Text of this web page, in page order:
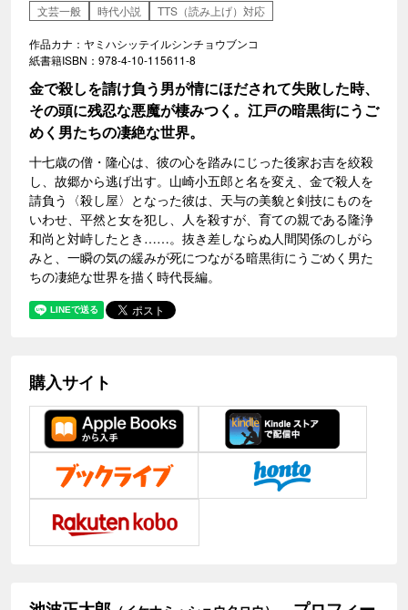
文芸一般
時代小説 TTS（読み上げ）対応
作品カナ：ヤミハシッテイルシンチョウブンコ
紙書籍ISBN：978-4-10-115611-8
金で殺しを請け負う男が情にほだされて失敗した時、
その頭に残忍な悪魔が棲みつく。江戸の暗黒街にうご
めく男たちの凄絶な世界。
十七歳の僧・隆心は、彼の心を踏みにじった後家お吉を絞殺
し、故郷から逃げ出す。山崎小五郎と名を変え、金で殺人を
請負う〈殺し屋〉となった彼は、天与の美貌と剣技にものを
いわせ、平然と女を犯し、人を殺すが、育ての親である隆浄
和尚と対峙したとき……。抜き差しならぬ人間関係のしがら
みと、一瞬の気の緩みが死につながる暗黒街にうごめく男た
ちの凄絶な世界を描く時代長編。
購入サイト